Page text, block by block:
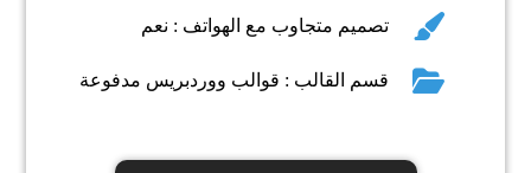
تصميم متجاوب مع الهواتف : نعم
قسم القالب : قوالب ووردبريس مدفوعة